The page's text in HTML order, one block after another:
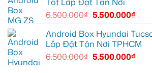
6.500.000₫ 5.500.000₫
Android Box Hyundai
Lắp Đặt Tận Nơi TPHCM
6.500.000₫ 5.500.000₫